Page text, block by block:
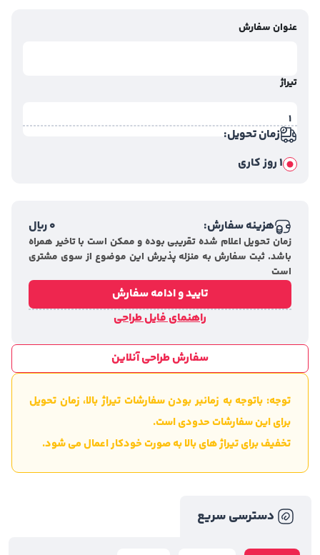
عنوان سفارش
تیراژ
زمان تحویل:
1 روز کاری
هزینه سفارش: 0ریال
زمان تحویل اعلام شده تقریبی بوده و ممکن است با تاخیر همراه
باشد. ثبت سفارش به منزله پذیرش این موضوع از سوی مشتری
است
تایید و ادامه سفارش
راهنمای فایل طراحی
سفارش طراحی آنلاین
توجه: باتوجه به زمانبر بودن سفارشات تیراژ بالا، زمان تحویل
برای این سفارشات حدودی است.
تخفیف برای تیراژ های بالا به صورت خودکار اعمال می شود.
دسترسی سریع